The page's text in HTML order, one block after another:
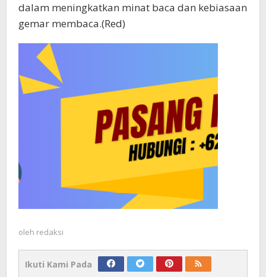
dalam meningkatkan minat baca dan kebiasaan
gemar membaca.(Red)
oleh redaksi
Ikuti Kami Pada